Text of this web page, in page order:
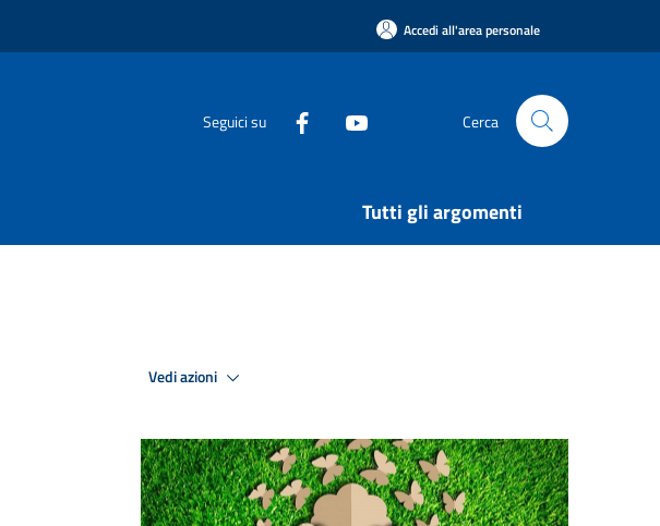
Accedi all'area personale
Seguici su Cerca
Tutti gli argomenti
Vedi azioni